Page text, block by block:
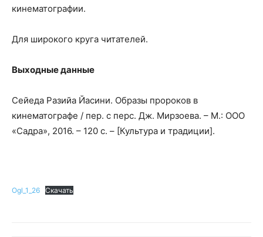
кинематографии.
Для широкого круга читателей.
Выходные данные
Сейеда Разийа Йасини. Образы пророков в
кинематографе / пер. с перс. Дж. Мирзоева. – М.: ООО
«Садра», 2016. – 120 с. – [Культура и традиции].
Ogl_1_26 Скачать